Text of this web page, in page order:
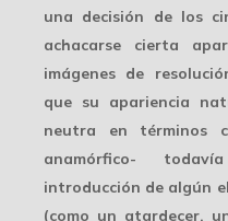
una decisión de los
achacarse cierta
imágenes de
que su apariencia
neutra en términos
anamórfico-
introducción de algún
(como un atardecer,